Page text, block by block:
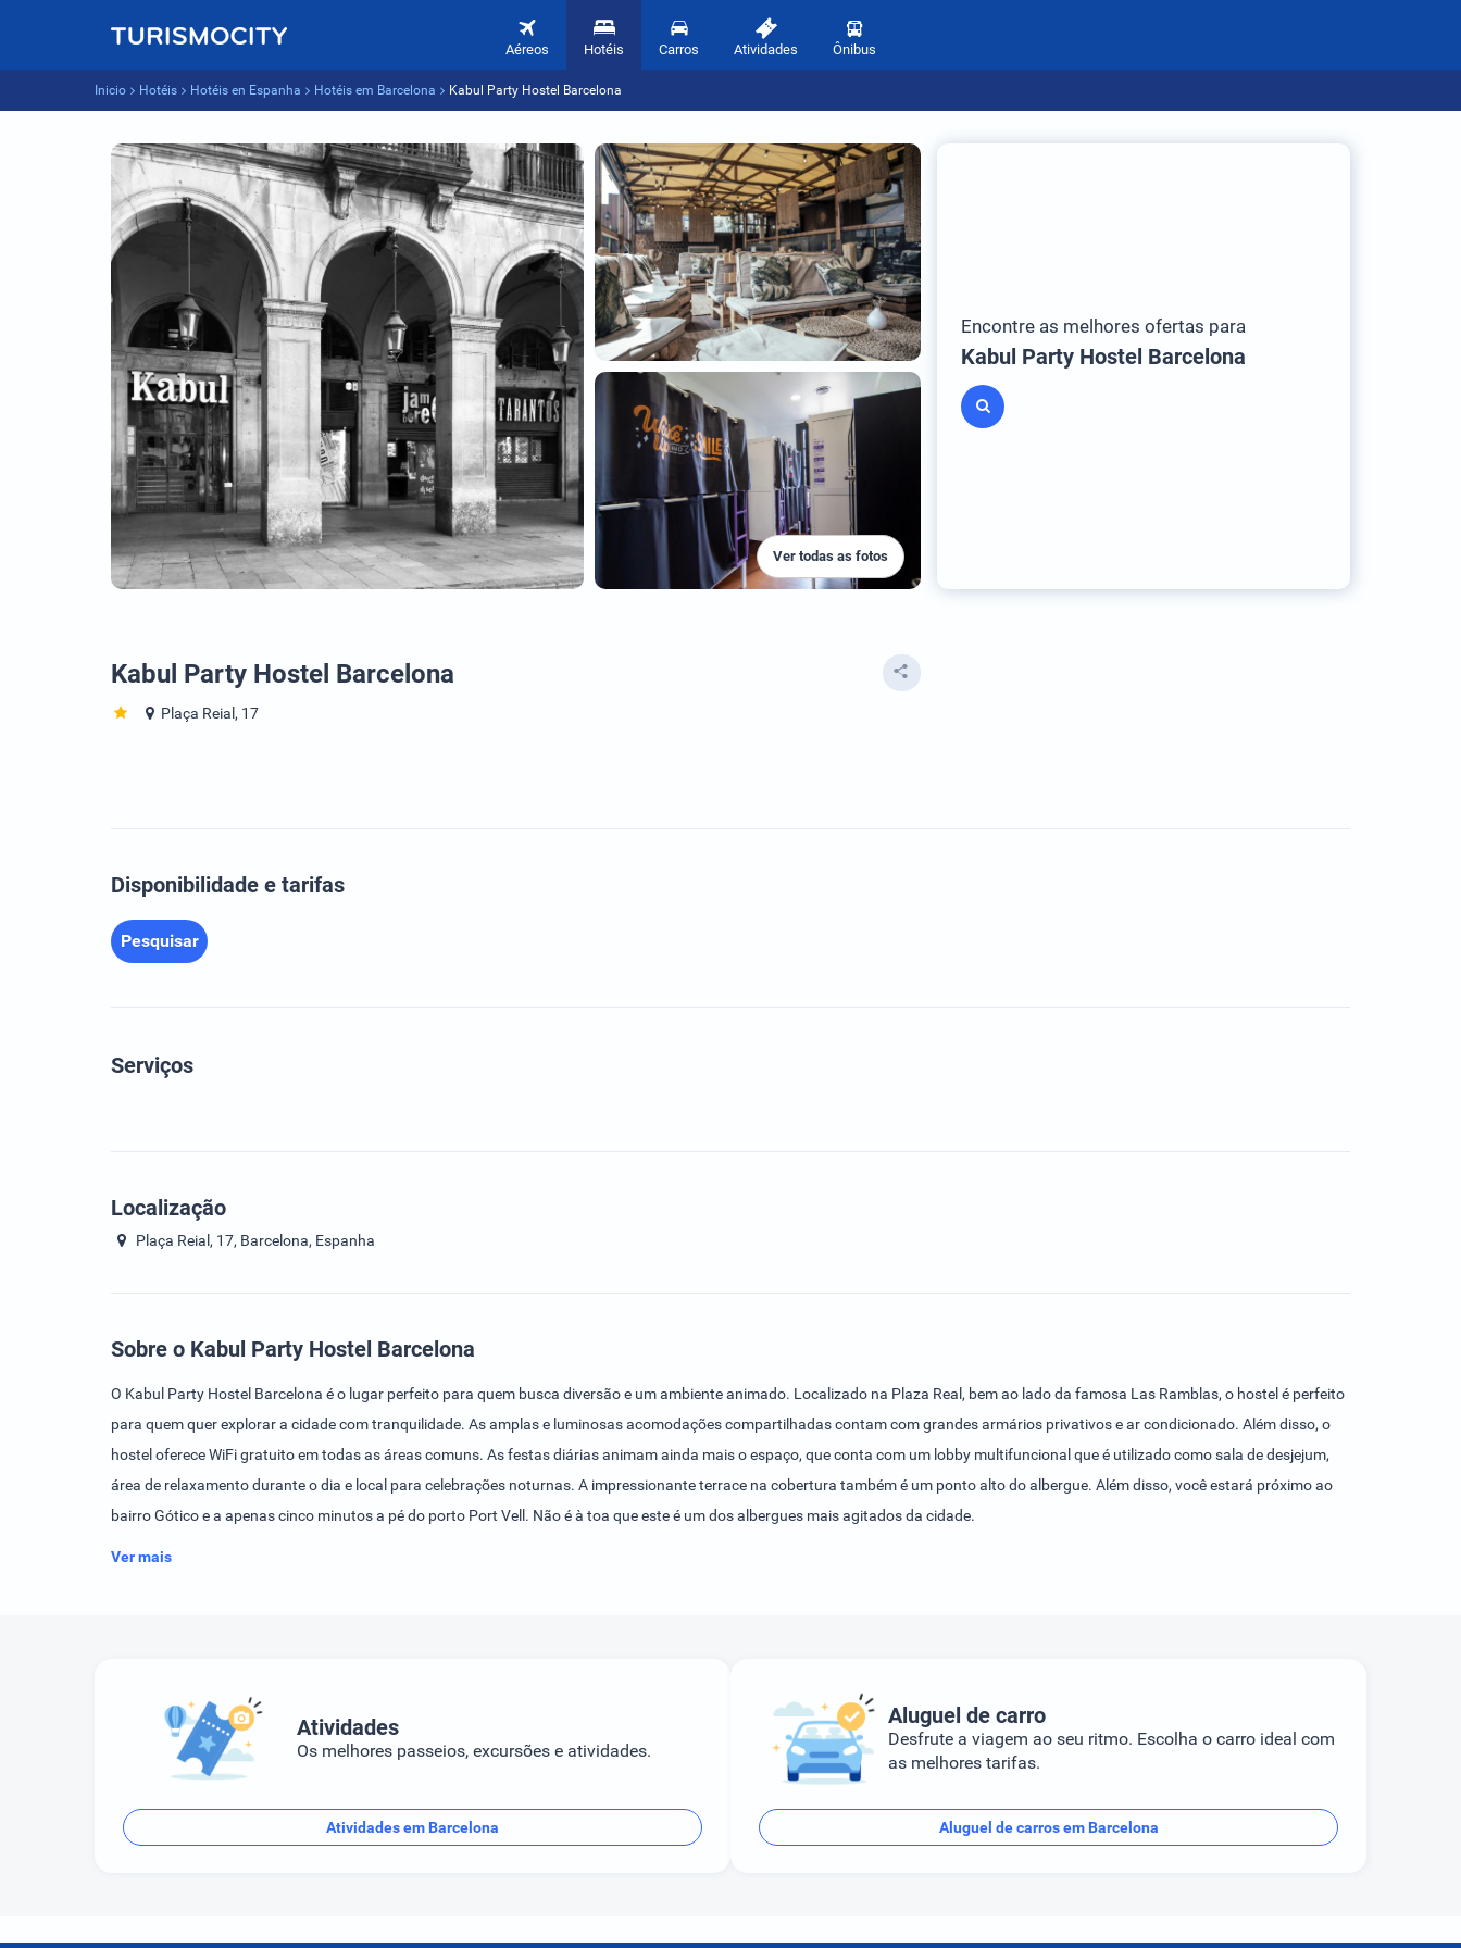
Aéreos Hotéis Carros Atividades Ônibus
Inicio Hotéis Hotéis en Espanha Hotéis em Barcelona Kabul Party Hostel Barcelona
Ver todas as fotos
Encontre as melhores ofertas para
Kabul Party Hostel Barcelona
Kabul Party Hostel Barcelona
Plaça Reial, 17
Disponibilidade e tarifas
Pesquisar
Serviços
Localização
Plaça Reial, 17, Barcelona, Espanha
Sobre o Kabul Party Hostel Barcelona
O Kabul Party Hostel Barcelona é o lugar perfeito para quem busca diversão e um ambiente animado. Localizado na Plaza Real, bem ao lado da famosa Las Ramblas, o hostel é perfeito
para quem quer explorar a cidade com tranquilidade. As amplas e luminosas acomodações compartilhadas contam com grandes armários privativos e ar condicionado. Além disso, o
hostel oferece WiFi gratuito em todas as áreas comuns. As festas diárias animam ainda mais o espaço, que conta com um lobby multifuncional que é utilizado como sala de desjejum,
área de relaxamento durante o dia e local para celebrações noturnas. A impressionante terrace na cobertura também é um ponto alto do albergue. Além disso, você estará próximo ao
bairro Gótico e a apenas cinco minutos a pé do porto Port Vell. Não é à toa que este é um dos albergues mais agitados da cidade.
Ver mais
Atividades
Os melhores passeios, excursões e atividades.
Atividades em Barcelona
Aluguel de carro
Desfrute a viagem ao seu ritmo. Escolha o carro ideal com
as melhores tarifas.
Aluguel de carros em Barcelona